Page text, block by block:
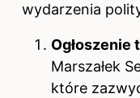
wydarzenia
Marszałek
które